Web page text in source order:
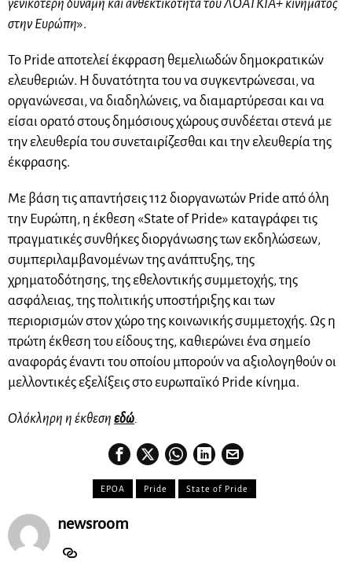
γενικότερη δύναμη και ανθεκτικότητα του ΛΟΑΤΚΙΑ+ κινήματος
στην Ευρώπη».
Το Pride αποτελεί έκφραση θεμελιωδών δημοκρατικών
ελευθεριών. Η δυνατότητα του να συγκεντρώνεσαι, να
οργανώνεσαι, να διαδηλώνεις, να διαμαρτύρεσαι και να
είσαι ορατό στους δημόσιους χώρους συνδέεται στενά με
την ελευθερία του συνεταιρίζεσθαι και την ελευθερία της
έκφρασης.
Με βάση τις απαντήσεις 112 διοργανωτών Pride από όλη
την Ευρώπη, η έκθεση «State of Pride» καταγράφει τις
πραγματικές συνθήκες διοργάνωσης των εκδηλώσεων,
συμπεριλαμβανομένων της ανάπτυξης, της
χρηματοδότησης, της εθελοντικής συμμετοχής, της
ασφάλειας, της πολιτικής υποστήριξης και των
περιορισμών στον χώρο της κοινωνικής συμμετοχής. Ως η
πρώτη έκθεση του είδους της, καθιερώνει ένα σημείο
αναφοράς έναντι του οποίου μπορούν να αξιολογηθούν οι
μελλοντικές εξελίξεις στο ευρωπαϊκό Pride κίνημα.
Ολόκληρη η έκθεση εδώ.
EPOA Pride State of Pride
newsroom